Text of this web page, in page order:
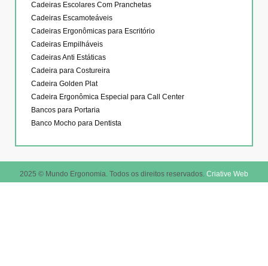
Cadeiras Escolares Com Pranchetas
Cadeiras Escamoteáveis
Cadeiras Ergonômicas para Escritório
Cadeiras Empilháveis
Cadeiras Anti Estáticas
Cadeira para Costureira
Cadeira Golden Plat
Cadeira Ergonômica Especial para Call Center
Bancos para Portaria
Banco Mocho para Dentista
2025 © Mundo Ergonomia. Todos os direitos reservados. Criative Web